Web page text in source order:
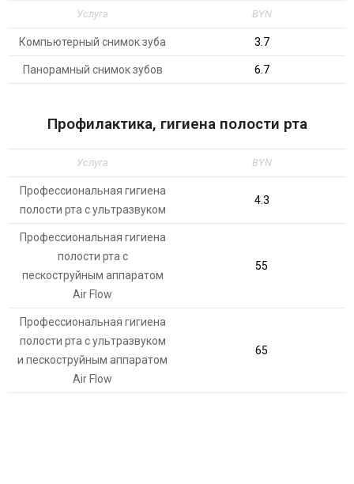
Услуга BYN
Компьютерный снимок зуба 3.7
Панорамный снимок зубов 6.7
Профилактика, гигиена полости рта
Услуга BYN
Профессиональная гигиена
полости рта с ультразвуком
4.3
Профессиональная гигиена
полости рта с
пескоструйным аппаратом
Air Flow
55
Профессиональная гигиена
полости рта с ультразвуком
и пескоструйным аппаратом
Air Flow
65